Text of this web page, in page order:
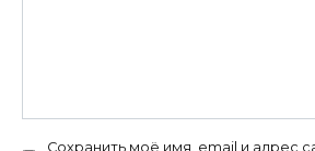
Сохранить моё имя, email и адрес